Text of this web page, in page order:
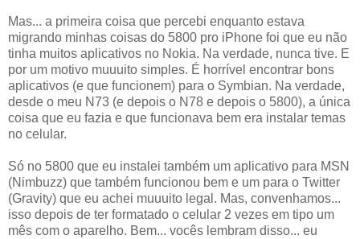
Mas... a primeira coisa que percebi enquanto estava
migrando minhas coisas do 5800 pro iPhone foi que eu não
tinha muitos aplicativos no Nokia. Na verdade, nunca tive. E
por um motivo muuuito simples. É horrível encontrar bons
aplicativos (e que funcionem) para o Symbian. Na verdade,
desde o meu N73 (e depois o N78 e depois o 5800), a única
coisa que eu fazia e que funcionava bem era instalar temas
no celular.
Só no 5800 que eu instalei também um aplicativo para MSN
(Nimbuzz) que também funcionou bem e um para o Twitter
(Gravity) que eu achei muuuito legal. Mas, convenhamos...
isso depois de ter formatado o celular 2 vezes em tipo um
mês com o aparelho. Bem... vocês lembram disso... eu